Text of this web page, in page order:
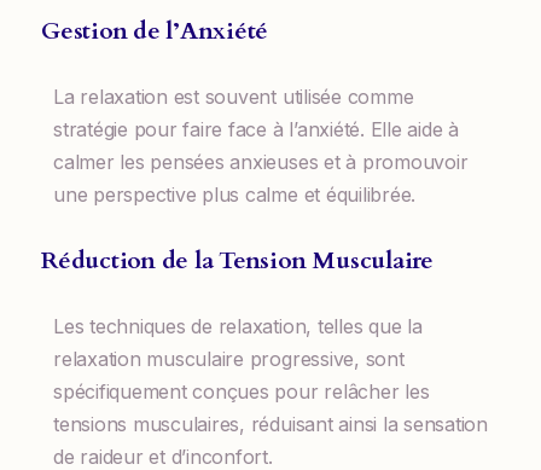
Gestion de l’Anxiété
La relaxation est souvent utilisée comme
stratégie pour faire face à l’anxiété. Elle aide à
calmer les pensées anxieuses et à promouvoir
une perspective plus calme et équilibrée.
Réduction de la Tension Musculaire
Les techniques de relaxation, telles que la
relaxation musculaire progressive, sont
spécifiquement conçues pour relâcher les
tensions musculaires, réduisant ainsi la sensation
de raideur et d’inconfort.